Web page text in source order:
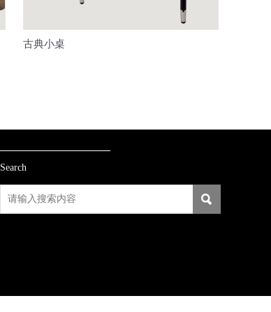
古典小桌
Search